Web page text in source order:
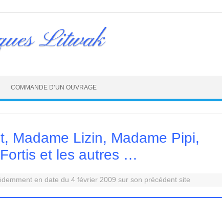
Litwak
COMMANDE D’UN OUVRAGE
Madame Lizin, Madame Pipi,
et les autres …
en date du 4 février 2009 sur son précédent site